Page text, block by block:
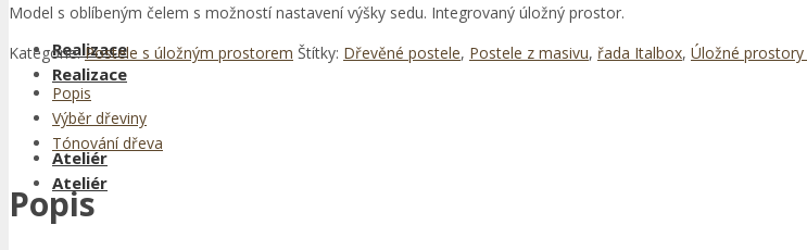
Realizace
Ateliér
Realizace
Ateliér
Model s oblíbeným čelem s možností nastavení výšky sedu. Integrovaný úložný prostor.
Kategorie:Postele s úložným prostorem Štítky: Dřevěné postele, Postele z masivu, řada Italbox, Úložné prostory
Popis
Výběr dřeviny
Tónování dřeva
Popis